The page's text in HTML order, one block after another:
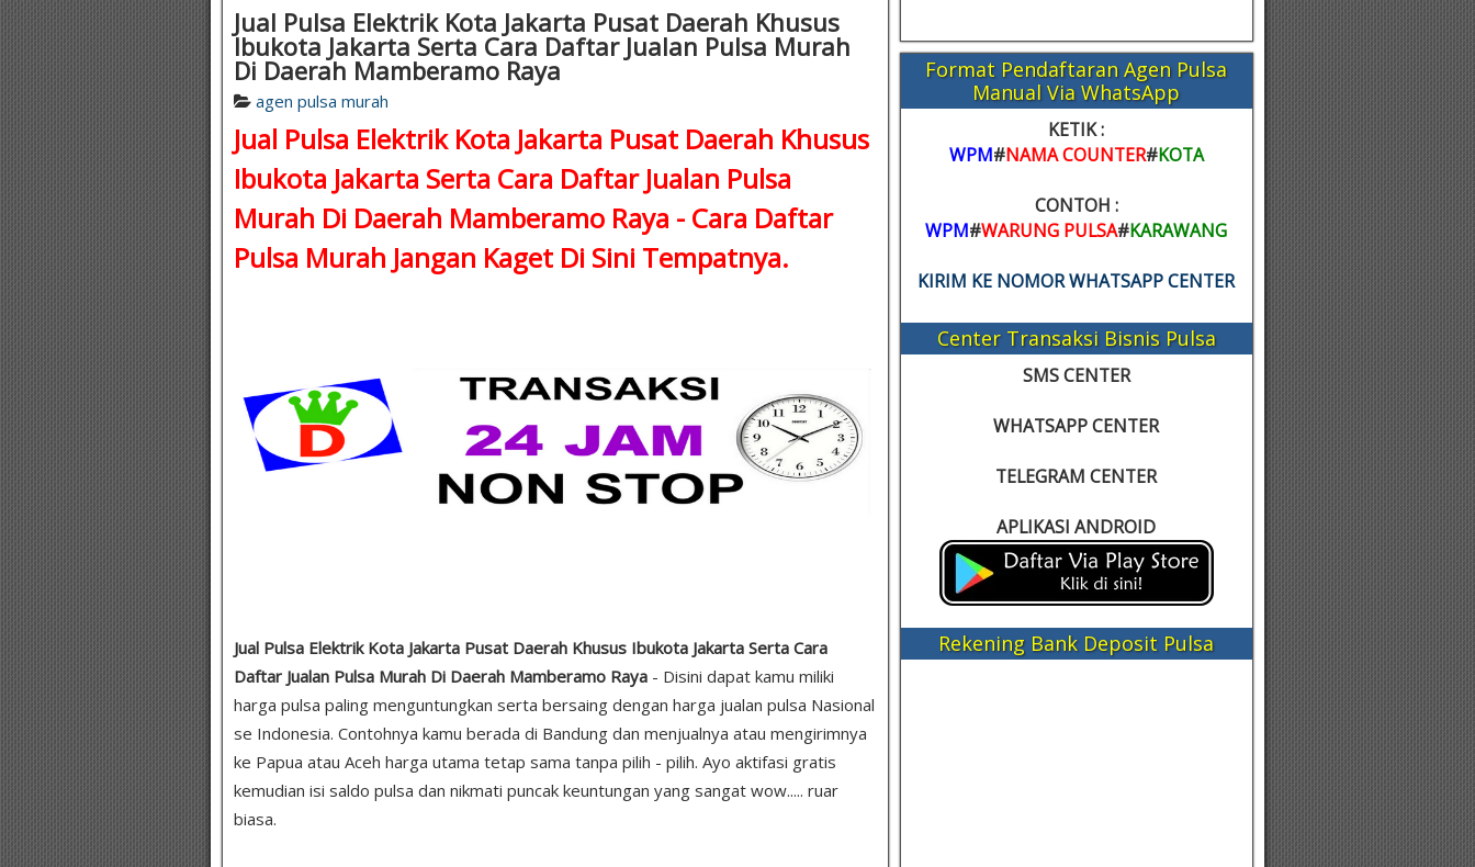
Jual Pulsa Elektrik Kota Jakarta Pusat Daerah Khusus
Ibukota Jakarta Serta Cara Daftar Jualan Pulsa Murah
Di Daerah Mamberamo Raya
agen pulsa murah
Jual Pulsa Elektrik Kota Jakarta Pusat Daerah Khusus
Ibukota Jakarta Serta Cara Daftar Jualan Pulsa
Murah Di Daerah Mamberamo Raya - Cara Daftar
Pulsa Murah Jangan Kaget Di Sini Tempatnya.
Jual Pulsa Elektrik Kota Jakarta Pusat Daerah Khusus Ibukota Jakarta Serta Cara
Daftar Jualan Pulsa Murah Di Daerah Mamberamo Raya - Disini dapat kamu miliki
harga pulsa paling menguntungkan serta bersaing dengan harga jualan pulsa Nasional
se Indonesia. Contohnya kamu berada di Bandung dan menjualnya atau mengirimnya
ke Papua atau Aceh harga utama tetap sama tanpa pilih - pilih. Ayo aktifasi gratis
kemudian isi saldo pulsa dan nikmati puncak keuntungan yang sangat wow..... ruar
biasa.
Format Pendaftaran Agen Pulsa
Manual Via WhatsApp
KETIK :
WPM#NAMA COUNTER#KOTA
CONTOH :
WPM#WARUNG PULSA#KARAWANG
KIRIM KE NOMOR WHATSAPP CENTER
Center Transaksi Bisnis Pulsa
SMS CENTER
WHATSAPP CENTER
TELEGRAM CENTER
APLIKASI ANDROID
Rekening Bank Deposit Pulsa